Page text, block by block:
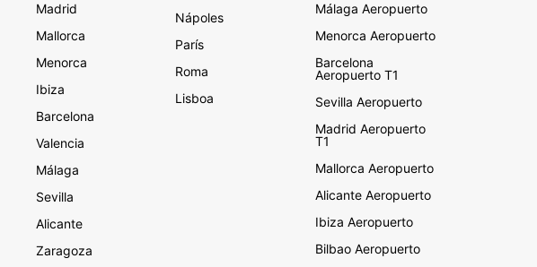
Madrid
Mallorca
Menorca
Ibiza
Barcelona
Valencia
Málaga
Sevilla
Alicante
Zaragoza
Nápoles
París
Roma
Lisboa
Málaga Aeropuerto
Menorca Aeropuerto
Barcelona
Aeropuerto T1
Sevilla Aeropuerto
Madrid Aeropuerto
T1
Mallorca Aeropuerto
Alicante Aeropuerto
Ibiza Aeropuerto
Bilbao Aeropuerto